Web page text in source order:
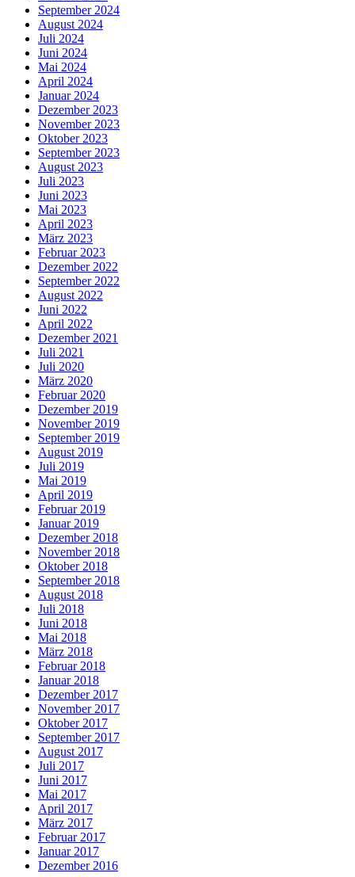
September 2024
August 2024
Juli 2024
Juni 2024
Mai 2024
April 2024
Januar 2024
Dezember 2023
November 2023
Oktober 2023
September 2023
August 2023
Juli 2023
Juni 2023
Mai 2023
April 2023
März 2023
Februar 2023
Dezember 2022
September 2022
August 2022
Juni 2022
April 2022
Dezember 2021
Juli 2021
Juli 2020
März 2020
Februar 2020
Dezember 2019
November 2019
September 2019
August 2019
Juli 2019
Mai 2019
April 2019
Februar 2019
Januar 2019
Dezember 2018
November 2018
Oktober 2018
September 2018
August 2018
Juli 2018
Juni 2018
Mai 2018
März 2018
Februar 2018
Januar 2018
Dezember 2017
November 2017
Oktober 2017
September 2017
August 2017
Juli 2017
Juni 2017
Mai 2017
April 2017
März 2017
Februar 2017
Januar 2017
Dezember 2016